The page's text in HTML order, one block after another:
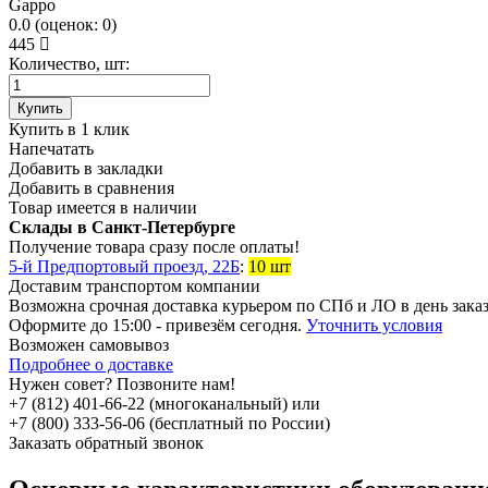
Gappo
0.0 (оценок: 0)
445
Количество, шт:
Купить
Купить в 1 клик
Напечатать
Добавить в закладки
Добавить в сравнения
Товар имеется в наличии
Склады в Санкт-Петербурге
Получение товара сразу после оплаты!
5-й Предпортовый проезд, 22Б: 10 шт
Доставим транспортом компании
Возможна срочная доставка курьером по СПб и ЛО в день
Оформите до 15:00 - привезём сегодня. Уточнить условия
Возможен самовывоз
Подробнее о доставке
Нужен совет? Позвоните нам!
+7 (812) 401-66-22 (многоканальный) или
+7 (800) 333-56-06 (бесплатный по России)
Заказать обратный звонок